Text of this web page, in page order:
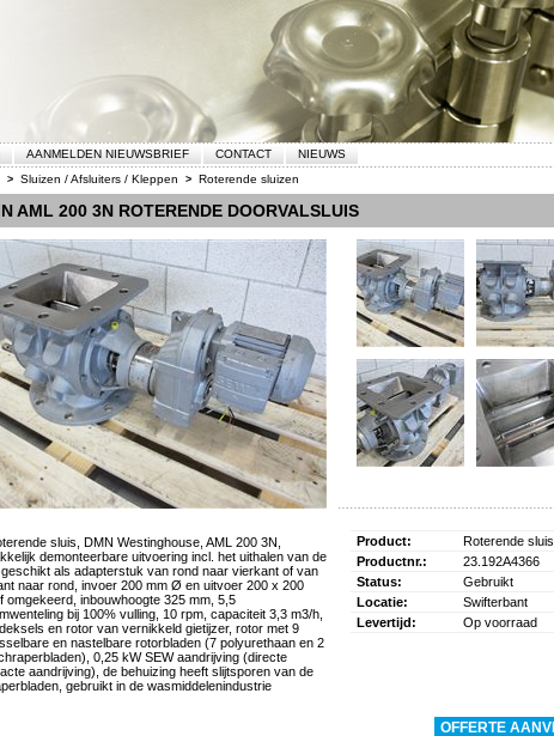
AANMELDEN NIEUWSBRIEF CONTACT NIEUWS
> Sluizen / Afsluiters / Kleppen > Roterende sluizen
AML 200 3N ROTERENDE DOORVALSLUIS
Product:
Roterende sluis
Productnr.:
23.192A4366
Status:
Gebruikt
Locatie:
Swifterbant
Levertijd:
Op voorraad
sluis, DMN Westinghouse, AML 200 3N,
demonteerbare uitvoering incl. het uithalen van de
als adapterstuk van rond naar vierkant of van
naar rond, invoer 200 mm Ø en uitvoer 200 x 200
omgekeerd, inbouwhoogte 325 mm, 5,5
bij 100% vulling, 10 rpm, capaciteit 3,3 m3/h,
en rotor van vernikkeld gietijzer, rotor met 9
en nastelbare rotorbladen (7 polyurethaan en 2
0,25 kW SEW aandrijving (directe
aandrijving), de behuizing heeft slijtsporen van de
gebruikt in de wasmiddelenindustrie